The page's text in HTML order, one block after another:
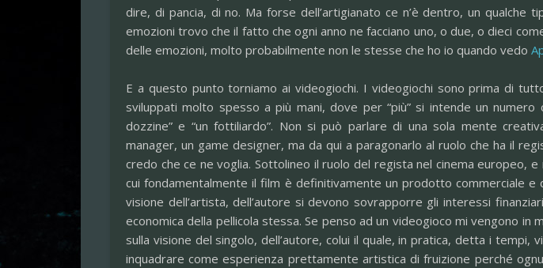
dire, di pancia, di no. Ma forse dell’artigianato ce n’è dentro, un qualche
emozioni trovo che il fatto che ogni anno ne facciano uno, o due, o dieci
delle emozioni, molto probabilmente non le stesse che ho io quando vedo
E a questo punto torniamo ai videogiochi. I videogiochi sono prima di
sviluppati molto spesso a più mani, dove per “più” si intende un numero
dozzine” e “un fottiliardo”. Non si può parlare di una sola mente
manager, un game designer, ma da qui a paragonarlo al ruolo che ha il
credo che ce ne voglia. Sottolineo il ruolo del regista nel cinema europeo, e
cui fondamentalmente il film è definitivamente un prodotto commerciale
visione dell’artista, dell’autore si devono sovrapporre gli interessi
economica della pellicola stessa. Se penso ad un videogioco mi vengono
sulla visione del singolo, dell’autore, colui il quale, in pratica, detta i
inquadrare come esperienza prettamente artistica di fruizione perché